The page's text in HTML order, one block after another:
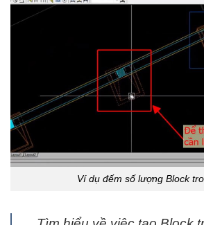
Ví dụ đếm số lượng Block